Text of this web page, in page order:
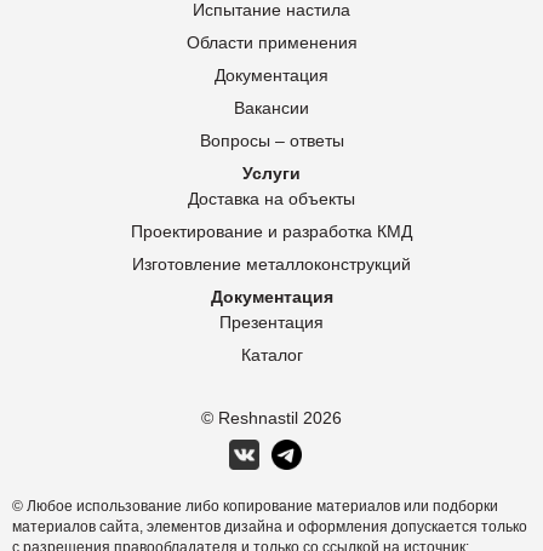
© Reshnastil 2026
Испытание настила
Области применения
Документация
Вакансии
Вопросы – ответы
Услуги
Доставка на объекты
Проектирование и разработка КМД
Изготовление металлоконструкций
Документация
Презентация
Каталог
© Любое использование либо копирование материалов или подборки
материалов сайта, элементов дизайна и оформления допускается только
с разрешения правообладателя и только со ссылкой на источник: